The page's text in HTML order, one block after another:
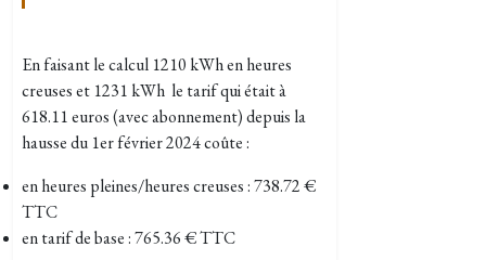
En faisant le calcul 1210 kWh en heures
creuses et 1231 kWh le tarif qui était à
618.11 euros (avec abonnement) depuis la
hausse du 1er février 2024 coûte :
en heures pleines/heures creuses : 738.72 €
TTC
en tarif de base : 765.36 € TTC